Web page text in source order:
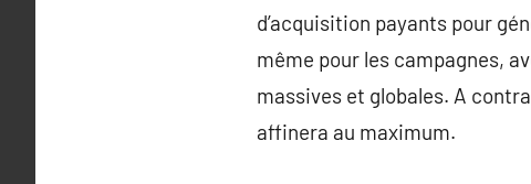
d’acquisition payants pour
même pour les campagnes,
massives et globales. A
affinera au maximum.